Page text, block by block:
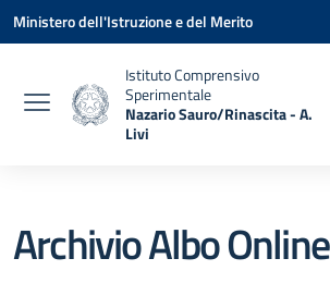
Vai ai contenuti
Vai al menu di navigazione
Vai al footer
Ministero dell'Istruzione e del Merito
Istituto Comprensivo
Sperimentale
Nazario Sauro/Rinascita - A.
Livi
Archivio Albo Online